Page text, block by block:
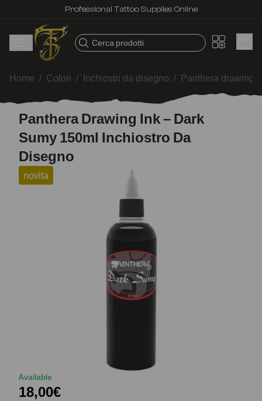
Professional Tattoo Supplies Online
Cerca prodotti
Home / Colori / Inchiostri da disegno / Panthera drawing
Panthera Drawing Ink – Dark
Sumy 150ml Inchiostro Da
Disegno
novita
Available
18,00€